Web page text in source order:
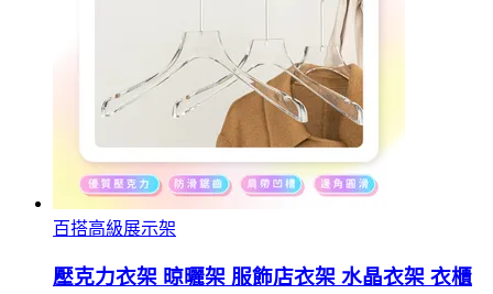
百搭高級展示架
壓克力衣架 晾曬架 服飾店衣架 水晶衣架 衣櫃